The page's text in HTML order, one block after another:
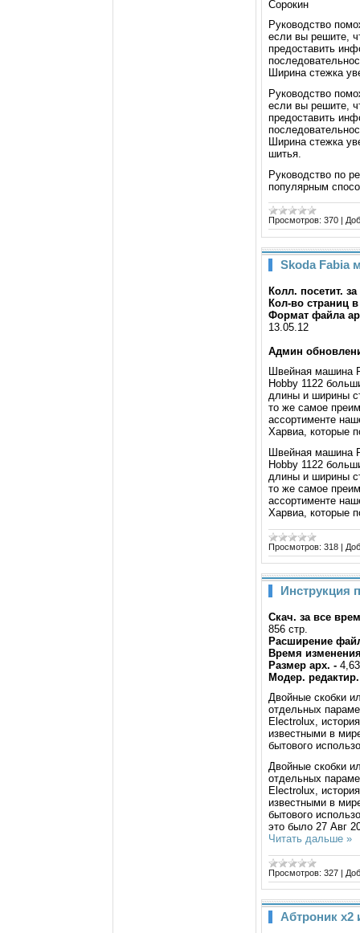
Сорокин
Руководство
если вы решите,
предоставить
Ширина стежка
Руководство
если вы решите,
предоставить
Ширина стежка
шитья.
Руководство по
популярным
Просмотров: 370
Skoda Fabia
Колл. посетит.
Кол-во страниц
Формат файла
13.05.12
Админ
Швейная машина
Hobby 1122
длины и ширины
то же самое
ассортименте
Харвиа, которые
Швейная машина
Hobby 1122
длины и ширины
то же самое
ассортименте
Харвиа, которые
Просмотров: 318 |
Инструкция
Скач. за все
856 стр.
Расширение
Время
Размер арх. -
Модер.
Двойные скобки
отдельных
Electrolux,
известными в
бытового
Двойные скобки
отдельных
Electrolux,
известными в
бытового
это было 27 Авг
Читать дальше »
Просмотров: 327 |
Абтроник х2